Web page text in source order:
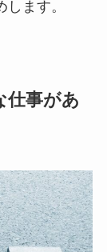
ます。
仕事があ